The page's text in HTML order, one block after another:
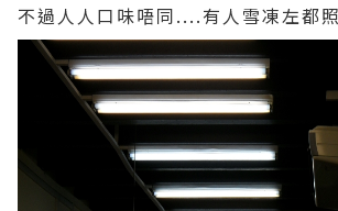
不過人人口味唔同....有人雪凍左都